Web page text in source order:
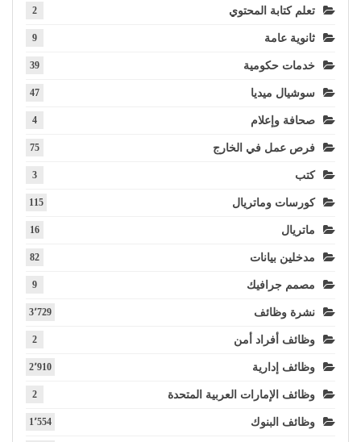
تعلم كتابة المحتوي 2
ثانوية عامة 9
خدمات حكومية 39
سوشيال ميديا 47
صحافة وإعلام 4
فرص عمل في الخارج 75
كتب 3
كورسات وماتريال 115
ماتريال 16
مدخلين بيانات 82
مصمم جرافيك 9
نشرة وظائف 3٬729
وظائف أفراد أمن 2
وظائف إدارية 2٬910
وظائف الإمارات العربية المتحدة 2
وظائف البنوك 1٬554